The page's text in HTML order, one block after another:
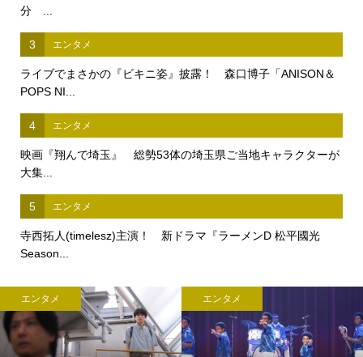
分 ...
3 エンタメ
ライブでまさかの『ビキニ姿』披露！ 森口博子「ANISON＆
POPS NI...
4 エンタメ
映画『翔んで埼玉』 総勢53体の埼玉県ご当地キャラクターが
大集...
5 エンタメ
寺西拓人(timelesz)主演！ 新ドラマ『ラーメンD 松平國光
Season...
エンタメ エンタメ